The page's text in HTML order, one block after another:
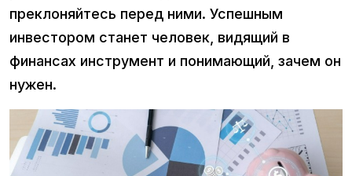
преклоняйтесь перед ними. Успешным
инвестором станет человек, видящий в
финансах инструмент и понимающий, зачем он
нужен.